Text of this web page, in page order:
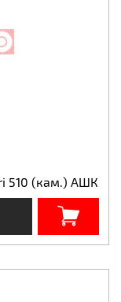
510 (кам.) АШК